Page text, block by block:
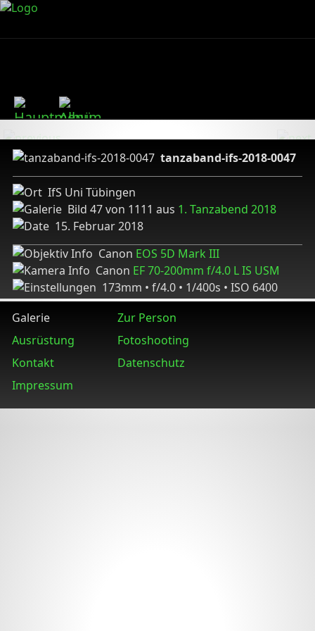
tanzaband-ifs-2018-0047
IfS Uni Tübingen
Bild 47 von 1111 aus 1. Tanzabend 2018
15. Februar 2018
Canon EOS 5D Mark III
Canon EF 70-200mm f/4.0 L IS USM
173mm • f/4.0 • 1/400s • ISO 6400
Galerie
Zur Person
Ausrüstung
Fotoshooting
Kontakt
Datenschutz
Impressum